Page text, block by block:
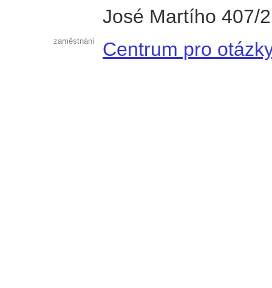
José Martího 407/2
zaměstnání Centrum pro